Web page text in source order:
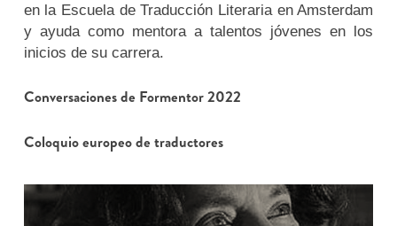
en la Escuela de Traducción Literaria en Amsterdam
y ayuda como mentora a talentos jóvenes en los
inicios de su carrera.
Conversaciones de Formentor 2022
Coloquio europeo de traductores